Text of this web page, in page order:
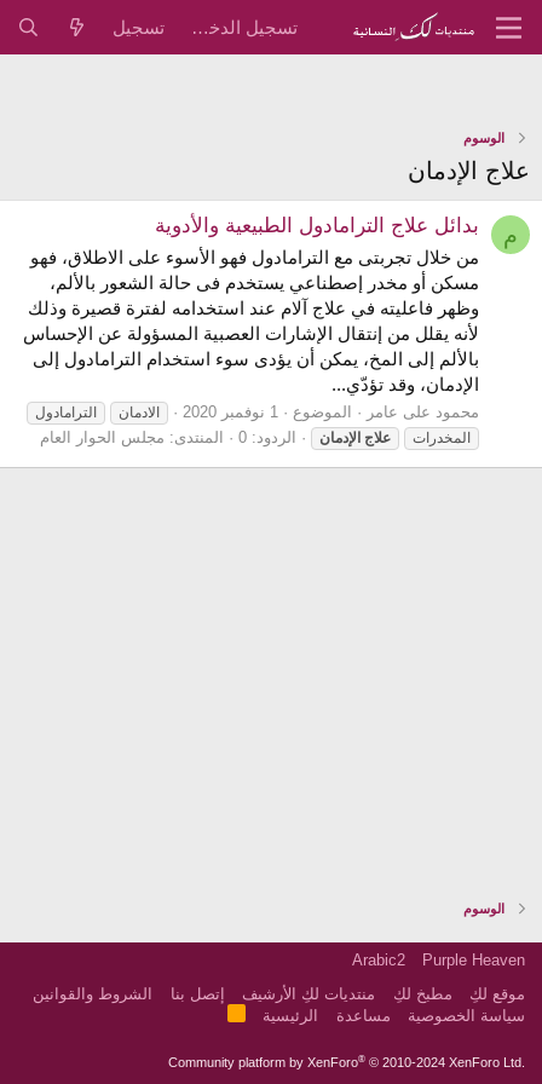
تسجيل الدخول تسجيل
الوسوم
علاج الإدمان
م بدائل علاج الترامادول الطبيعية والأدوية
من خلال تجربتى مع الترامادول فهو الأسوء على الاطلاق، فهو
مسكن أو مخدر إصطناعي يستخدم فى حالة الشعور بالألم،
وظهر فاعليته في علاج آلام عند استخدامه لفترة قصيرة وذلك
لأنه يقلل من إنتقال الإشارات العصبية المسؤولة عن الإحساس
بالألم إلى المخ، يمكن أن يؤدى سوء استخدام الترامادول إلى
الإدمان، وقد تؤدّي...
محمود على عامر الموضوع 1 نوفمبر 2020 الادمان
الترامادول
المخدرات
علاج الإدمان الردود: 0 المنتدى: مجلس الحوار العام
الوسوم
Purple Heaven
Arabic2
موقع لكِ
مطبخ لكِ منتديات لكِ الأرشيف إتصل بنا
الشروط والقوانين
سياسة الخصوصية
مساعدة الرئيسية
Community platform by XenForo® © 2010-2024 XenForo Ltd.